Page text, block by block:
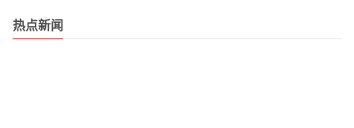
热点新闻